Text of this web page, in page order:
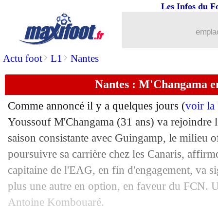
Actu foot> L1 > Nantes
Les Infos du
Nantes : M'Changama
Comme annoncé il y a quelques jours (voir la
Youssouf M'Changama (31 ans) va rejoindre
saison consistante avec Guingamp, le milieu
poursuivre sa carrière chez les Canaris,
capitaine de l'EAG, en fin d'engagement, va
plus une autre en option, en faveur du FCN.
Antoine Kombouaré.
: Valbuena vote Benzema
08/06 Real: Tchouaméni, combien pour
08/06 Liverpool: Mané, le Bayern encore
: trois départs actés
08/06 : Bale proposé à... Getafe ?
08/06 Real: un an de plus pour Modric
08/06 Lyon : Lacazette passe sa visite
08/06 PSG : Navas ne compte pas partir